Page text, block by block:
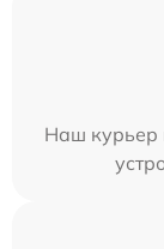
Наш курьер